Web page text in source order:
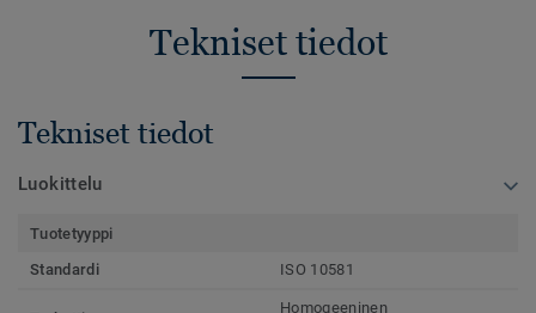
Tekniset tiedot
Tekniset tiedot
Luokittelu
Tuotetyyppi
Standardi
ISO 10581
Homogeeninen